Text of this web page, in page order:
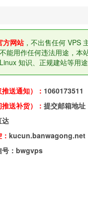
方网站，不出售任何 VPS
能用作任何违法用途，本
知识、正规建站等用途
送通知）： 1060173511
送补货）： 提交邮箱地址
达
kucun.banwagong.net
号：bwgvps